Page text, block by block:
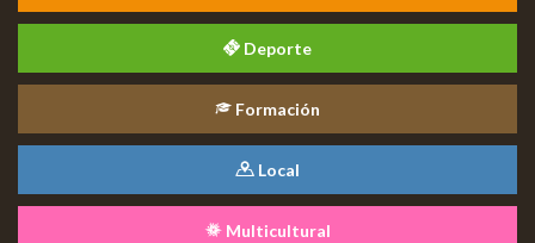
Deporte
Formación
Local
Multicultural